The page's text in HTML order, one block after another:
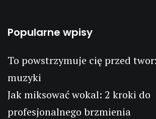
Popularne wpisy
To powstrzymuje cię przed
muzyki
Jak miksować wokal: 2 kroki do
profesjonalnego brzmienia